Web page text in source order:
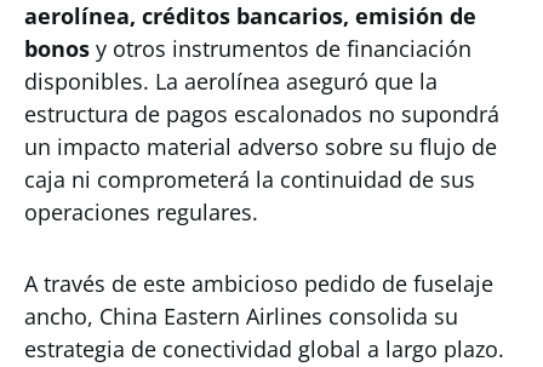
aerolínea, créditos bancarios, emisión de
bonos y otros instrumentos de financiación
disponibles. La aerolínea aseguró que la
estructura de pagos escalonados no supondrá
un impacto material adverso sobre su flujo de
caja ni comprometerá la continuidad de sus
operaciones regulares.
A través de este ambicioso pedido de fuselaje
ancho, China Eastern Airlines consolida su
estrategia de conectividad global a largo plazo.